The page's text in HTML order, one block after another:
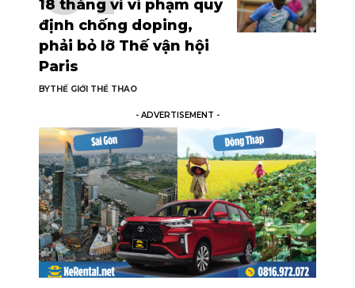
18 tháng vì vi phạm quy
định chống doping,
phải bỏ lỡ Thế vận hội
Paris
BYTHẾ GIỚI THỂ THAO
- ADVERTISEMENT -